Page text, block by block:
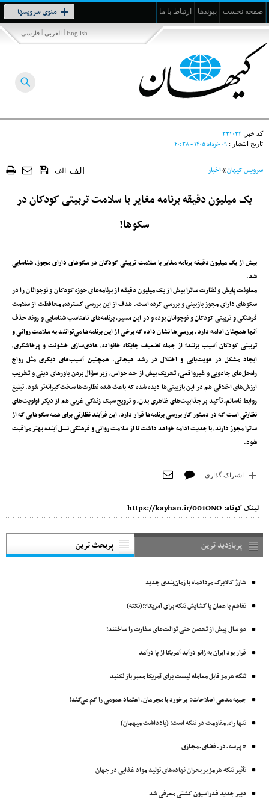
صفحه نخست پیوندها ارتباط با ما منوی سرویسها
Toggle
navigation
فارسی | العربي | English
کد خبر: ۳۳۲۰۳۴
تاریخ انتشار : ۰۹ خرداد ۱۴۰۵ - ۲۰:۳۸
سرویس کیهان»اخبار الف الف
یک میلیون دقیقه برنامه‌ مغایر با سلامت تربیتی کودکان در
سکوها!
بیش از یک میلیون دقیقه برنامه مغایر با سلامت تربیتی کودکان در سکوهای دارای مجوز، شناسایی
شد.
معاونت پایش و نظارت ساترا بیش از یک میلیون دقیقه از برنامه‌های حوزه کودکان و نوجوانان را در
سکوهای دارای مجوز بازبینی و بررسی کرده است. هدف از این بررسی گسترده، محافظت از سلامت
فرهنگی و تربیتی کودکان و نوجوانان بوده و در این مسیر، برنامه‌های نامناسب شناسایی و روند حذف
آنها همچنان ادامه دارد. بررسی‌ها نشان داده که برخی از این برنامه‌ها می‌توانند به سلامت روانی و
تربیتی کودکان آسیب بزنند؛ از جمله تضعیف جایگاه خانواده، عادی‌سازی خشونت و پرخاشگری،
ایجاد مشکل در هویت‌یابی و اختلال در رشد هیجانی. همچنین آسیب‌های دیگری مثل رواج
راه‌حل‌های جادویی و غیرواقعی، تحریک بیش از حد حواس، زیر سؤال بردن باورهای دینی و تخریب
ارزش‌های اخلاقی هم در این بازبینی‌ها دیده شده که باعث شده نظارت‌ها سخت‌گیرانه‌تر شود. تبلیغ
روابط ناسالم، تأکید بر جذابیت‌های ظاهری بدن، و ترویج سبک زندگی غربی هم از دیگر اولویت‌های
نظارتی است که در دستور کار بررسی برنامه‌ها قرار دارد. این فرآیند نظارتی برای همه سکوهایی که از
ساترا مجوز دارند، با جدیت ادامه خواهد داشت تا از سلامت روانی و فرهنگی نسل آینده بهتر مراقبت
شود.
اشتراک گذاری
لینک کوتاه: https://kayhan.ir/001ONO
پربازدید ترین پربحث ترین
شارژ کالابرگ مردادماه با زمان‌بندی جدید
تفاهم با عمان یا گشایش تنگه برای آمریکا؟!(نکته)
دو سال پیش از تحصن حتی توالت‌های سفارت را ساختند!
قرار بود ایران به زانو درآید آمریکا از پا درآمد
تنگه هرمز قابل معامله نیست برای آمریکا معبر باز نکنید
جبهه مدعی اصلاحات: برخورد با مجرمان، اعتماد عمومی را کم می‌کند!
تنها راه، مقاومت در تنگه است! (یادداشت میهمان)
# پرسه ـ در ـ فضای ـ مجـازی
تأثیر تنگه هرمز بر بحران نهاده‌های تولید مواد غذایی در جهان
دبیر جدید فدراسیون کشتی معرفی شد